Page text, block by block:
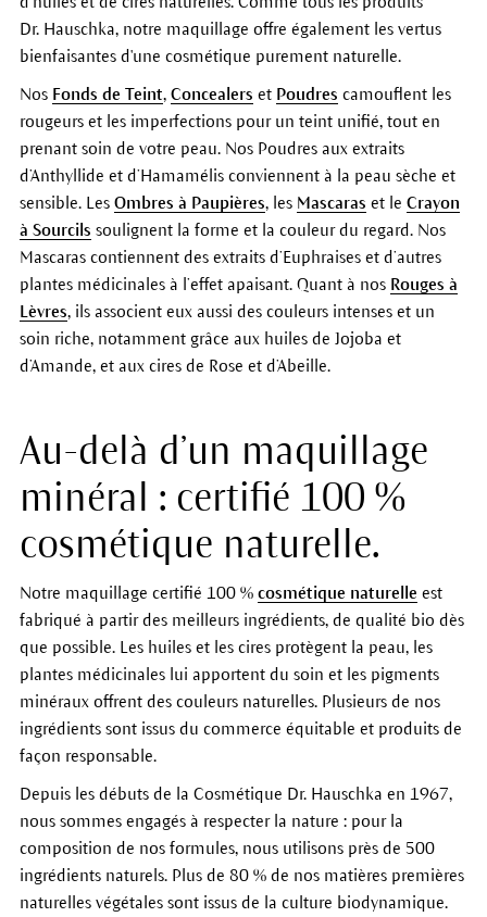
Dr. Hauschka, notre maquillage offre également les vertus
bienfaisantes d'une cosmétique purement naturelle.
Nos Fonds de Teint, Concealers et Poudres camouflent les
rougeurs et les imperfections pour un teint unifié, tout en
prenant soin de votre peau. Nos Poudres aux extraits
d’Anthyllide et d’Hamamélis conviennent à la peau sèche et
sensible. Les Ombres à Paupières, les Mascaras et le Crayon
à Sourcils soulignent la forme et la couleur du regard. Nos
Mascaras contiennent des extraits d’Euphraises et d’autres
plantes médicinales à l’effet apaisant. Quant à nos Rouges à
Lèvres, ils associent eux aussi des couleurs intenses et un
soin riche, notamment grâce aux huiles de Jojoba et
d’Amande, et aux cires de Rose et d’Abeille.
Au-delà d’un maquillage
minéral : certifié 100 %
cosmétique naturelle.
Notre maquillage certifié 100 % cosmétique naturelle est
fabriqué à partir des meilleurs ingrédients, de qualité bio dès
que possible. Les huiles et les cires protègent la peau, les
plantes médicinales lui apportent du soin et les pigments
minéraux offrent des couleurs naturelles. Plusieurs de nos
ingrédients sont issus du commerce équitable et produits de
façon responsable.
Depuis les débuts de la Cosmétique Dr. Hauschka en 1967,
nous sommes engagés à respecter la nature : pour la
composition de nos formules, nous utilisons près de 500
ingrédients naturels. Plus de 80 % de nos matières premières
naturelles végétales sont issus de la culture biodynamique.